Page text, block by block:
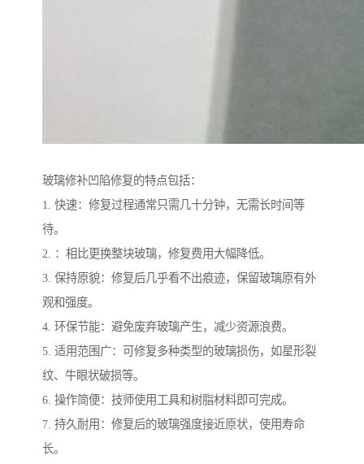
玻璃修补凹陷修复的特点包括：
1. 快速：修复过程通常只需几十分钟，无需长时间等
待。
2. ：相比更换整块玻璃，修复费用大幅降低。
3. 保持原貌：修复后几乎看不出痕迹，保留玻璃原有外
观和强度。
4. 环保节能：避免废弃玻璃产生，减少资源浪费。
5. 适用范围广：可修复多种类型的玻璃损伤，如星形裂
纹、牛眼状破损等。
6. 操作简便：技师使用工具和树脂材料即可完成。
7. 持久耐用：修复后的玻璃强度接近原状，使用寿命
长。